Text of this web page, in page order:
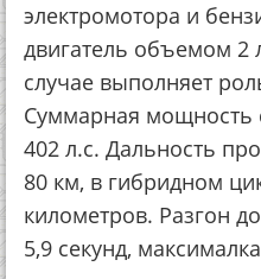
электромотора и
двигатель объемом 2
случае выполняет
Суммарная мощность
402 л.с. Дальность
80 км, в гибридном
километров. Разгон
5,9 секунд,